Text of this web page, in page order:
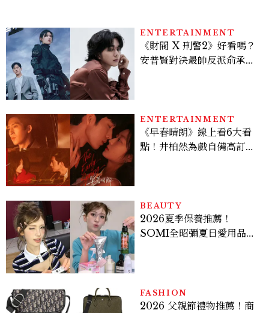
ENTERTAINMENT
《財閥 X 刑警2》好看嗎？
安普賢對決最帥反派俞承
多大？
ENTERTAINMENT
《早春晴朗》線上看6大看
點！井柏然為戲自備高訂，
BEAUTY
2026夏季保養推薦！
SOMI全昭彌夏日愛用品公
FASHION
2026 父親節禮物推薦！商